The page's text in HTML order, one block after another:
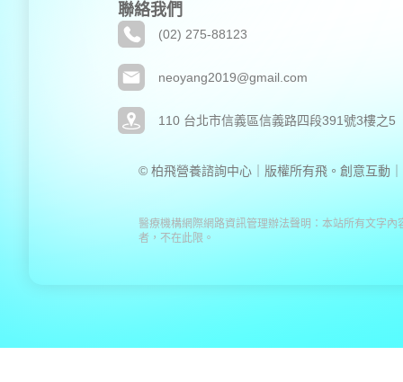
聯絡我們
(02) 275-88123
neoyang2019@gmail.com
110 台北市信義區信義路四段391號3樓之5
© 柏飛營養諮詢中心｜版權所有飛。創意互動
醫療機構網際網路資訊管理辦法聲明：本站所有文字
者，不在此限。